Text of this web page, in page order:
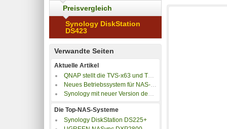
Preisvergleich
Synology DiskStation
DS423
Verwandte Seiten
Aktuelle Artikel
QNAP stellt die TVS-x63 und TVS-x71-vNAS-Serie vor
Neues Betriebssystem für NAS-Server von Synology
Synology mit neuer Version des DiskStation Managers
Die Top-NAS-Systeme
Synology DiskStation DS225+